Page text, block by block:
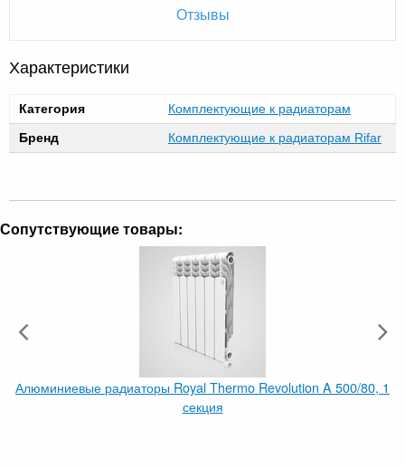
Отзывы
Характеристики
Категория
Комплектующие к радиаторам
Бренд
Комплектующие к радиаторам Rifar
Сопутствующие товары:
Алюминиевые радиаторы Royal Thermo Revolution A 500/80, 1
секция